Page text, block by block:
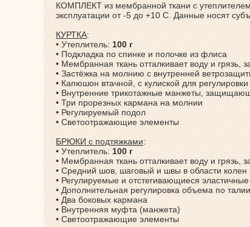
КОМПЛЕКТ из мембранной ткани с
эксплуатации от -5 до +10 С. Данные носят
КУРТКА:
• Утеплитель:100 г
• Подкладка по спинке и полочке из флиса
• Мембранная ткань отталкивает воду и
• Застёжка на молнию с внутренней
• Капюшон втачной, с кулиской для
• Внутренние трикотажные манжеты,
• Три прорезных кармана на молнии
• Регулируемый подол
• Светоотражающие элементы
БРЮКИ с подтяжками:
• Утеплитель:100 г
• Мембранная ткань отталкивает воду и
• Средний шов, шаговый и швы в области
• Регулируемые и отстегивающиеся
• Дополнительная регулировка объема по талии
• Два боковых кармана
• Внутренняя муфта (манжета)
• Светоотражающие элементы